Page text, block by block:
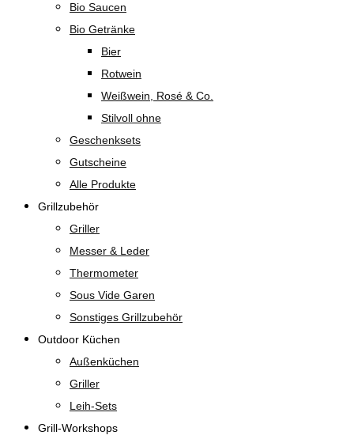
Bio Saucen
Bio Getränke
Bier
Rotwein
Weißwein, Rosé & Co.
Stilvoll ohne
Geschenksets
Gutscheine
Alle Produkte
Grillzubehör
Griller
Messer & Leder
Thermometer
Sous Vide Garen
Sonstiges Grillzubehör
Outdoor Küchen
Außenküchen
Griller
Leih-Sets
Grill-Workshops